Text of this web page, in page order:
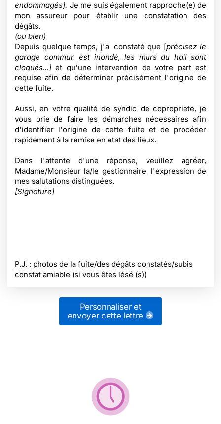
endommagés]. Je me suis également rapproché(e) de
mon assureur pour établir une constatation des
dégâts.
(ou bien)
Depuis quelque temps, j'ai constaté que [précisez le
garage commun est inondé, les murs du hall sont
cloqués...]et qu'une intervention de votre part est
requise afin de déterminer précisément l'origine de
cette fuite.
Aussi, en votre qualité de syndic de copropriété, je
vous prie de faire les démarches nécessaires afin
d'identifier l'origine de cette fuite et de procéder
rapidement à la remise en état des lieux.
Dans l'attente d'une réponse, veuillez agréer,
Madame/Monsieur la/le gestionnaire, l'expression de
mes salutations distinguées.
[Signature]
P.J. : photos de la fuite/des dégâts constatés/subis
constat amiable (si vous êtes lésé (s))
Personnaliser et
envoyer cette lettre